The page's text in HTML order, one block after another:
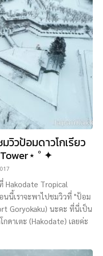
วิวป้อมดาวโกเรียว
˚ ✦
Hakodate Tropical
นนี้เราจะพาไปชมวิวที่ "ป้อม
Goryokaku) นะคะ ที่นี่เป็น
ดาเตะ (Hakodate) เลยค่ะ